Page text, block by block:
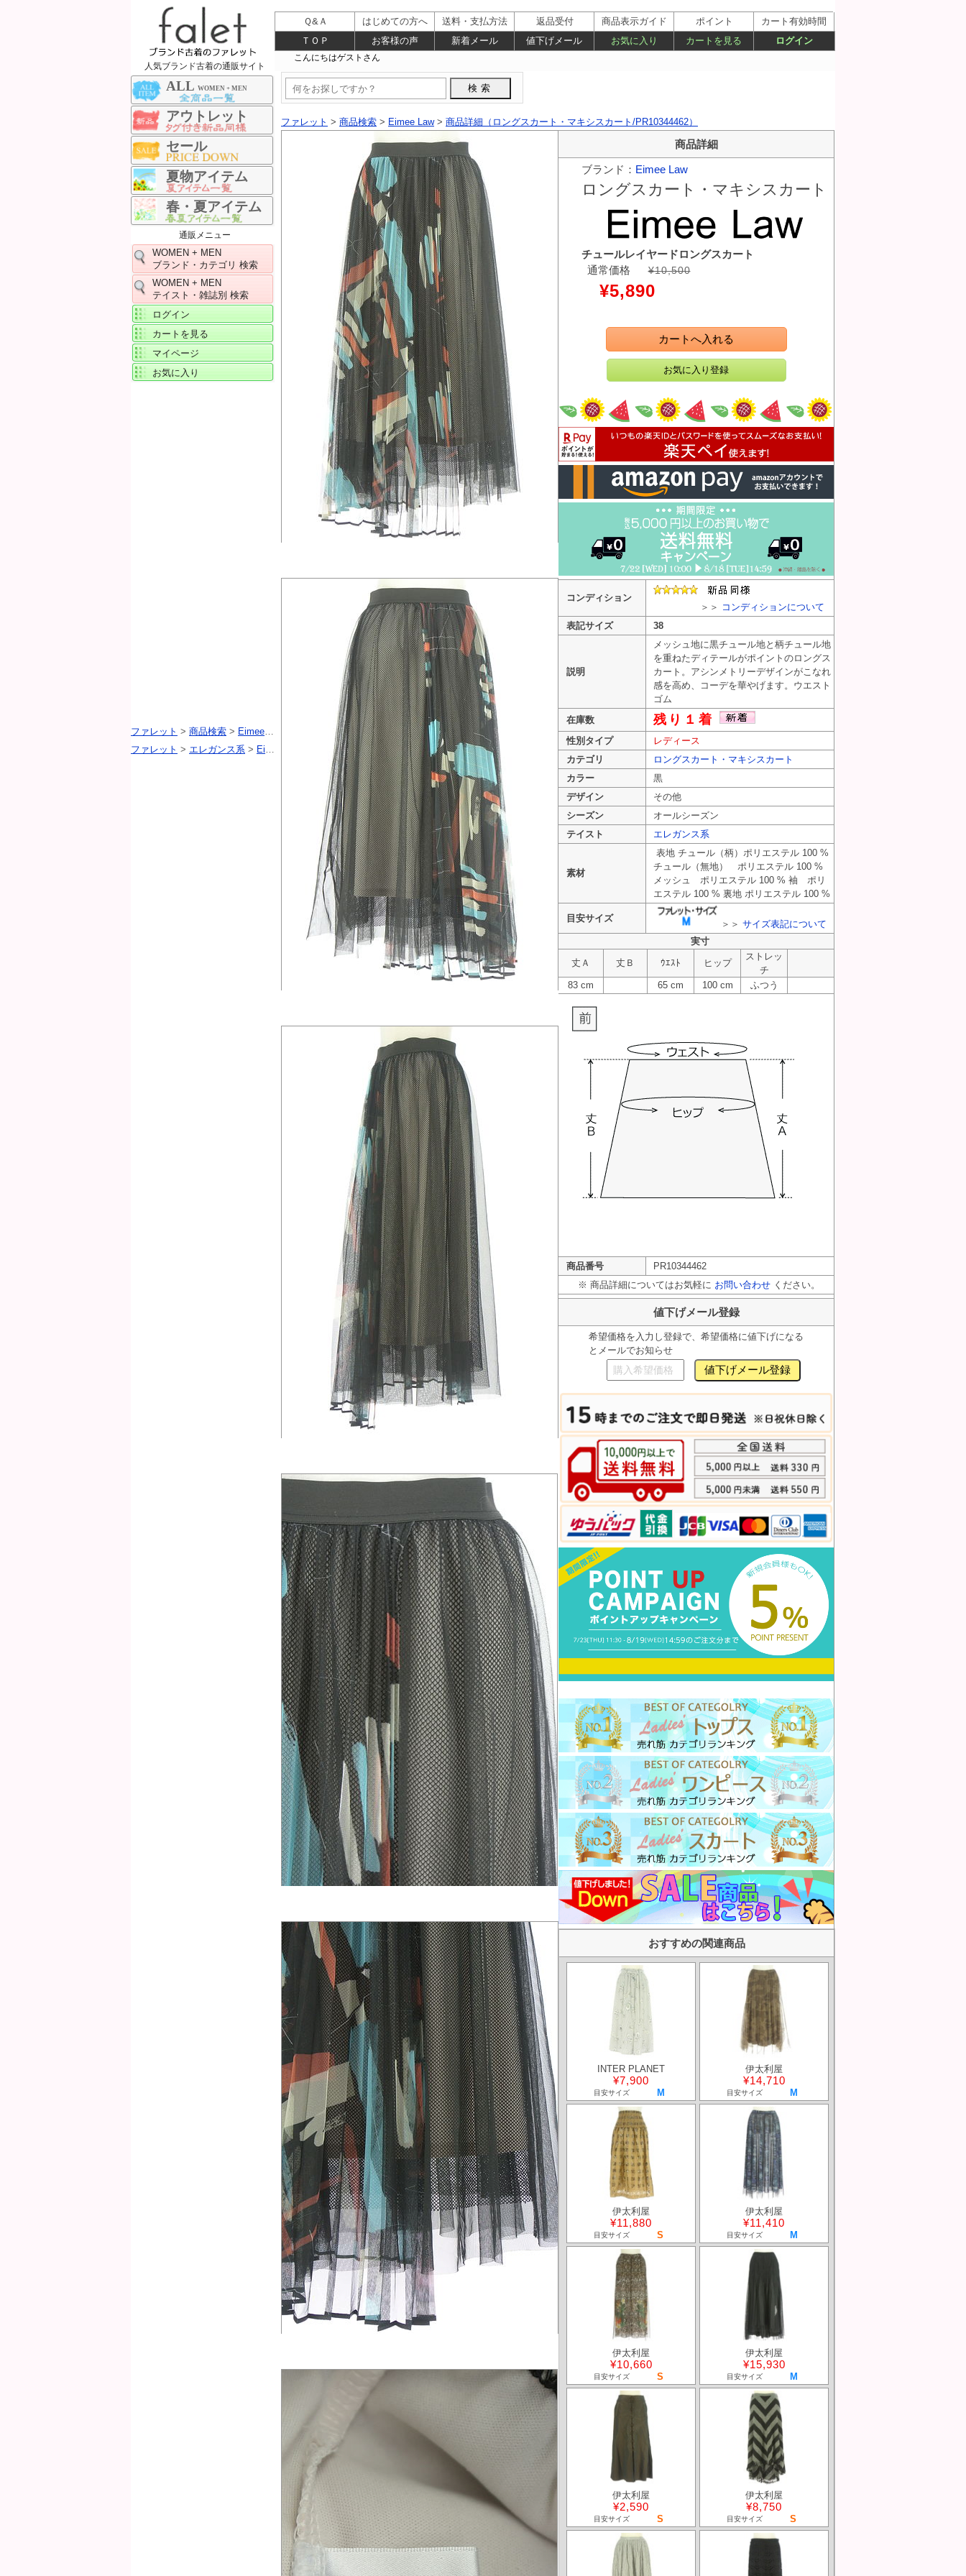
人気ブランド古着の通販サイト
ALL WOMEN + MEN
アウトレット
セール
夏物アイテム
春・夏アイテム
通販メニュー
WOMEN + MEN
ブランド・カテゴリ 検索
WOMEN + MEN
テイスト・雑誌別 検索
ログイン
カートを見る
マイページ
お気に入り
ファレット > 商品検索 > Eimee Law> 商品詳細（ロングスカート・マキシスカート/PR10344462）
商品詳細
ブランド： Eimee Law
ロングスカート・マキシスカート
チュールレイヤードロングスカート
通常価格
¥10,500
¥5,890
カートへ入れる
コンディション
＞＞ コンディションについて
表記サイズ
38
説明
メッシュ地に黒チュール地と柄チュール地
を重ねたディテールがポイントのロングス
カート。アシンメトリーデザインがこなれ
感を高め、コーデを華やげます。ウエスト
ゴム
在庫数
残り１着
性別タイプ
レディース
カテゴリ
ロングスカート・マキシスカート
カラー
黒
デザイン
その他
シーズン
オールシーズン
テイスト
エレガンス系
素材
表地 チュール（柄）ポリエステル 100 %
チュール（無地） ポリエステル 100 %
メッシュ ポリエステル 100 % 袖 ポリ
エステル 100 % 裏地 ポリエステル 100 %
目安サイズ
＞＞ サイズ表記について
実寸
丈Ａ
丈Ｂ ｳｴｽﾄ ヒップ
ストレッ
チ
83 cm
65 cm 100 cm ふつう
商品番号
PR10344462
※ 商品詳細についてはお気軽に お問い合わせ ください。
値下げメール登録
希望価格を入力し登録で、希望価格に値下げになる
とメールでお知らせ
おすすめの関連商品
INTER PLANET
¥7,900
目安サイズ M
伊太利屋
¥14,710
目安サイズ M
伊太利屋
¥11,880
目安サイズ S
伊太利屋
¥11,410
目安サイズ M
伊太利屋
¥10,660
目安サイズ S
伊太利屋
¥15,930
目安サイズ M
伊太利屋
¥2,590
目安サイズ S
伊太利屋
¥8,750
目安サイズ S
ファレット > 商品検索 > Eimee Law（エイミーロウ） >Eimee Law（エイミーロウ） PR10344462
ファレット > エレガンス系 > Eimee Law（エイミーロウ） >Eimee Law（エイミーロウ） PR10344462
Ｑ&Ａ はじめての方へ 送料・支払方法 返品受付 商品表示ガイド ポイント
カート有効時間
ＴＯＰ
お客様の声 新着メール 値下げメール お気に入り カートを見る ログイン